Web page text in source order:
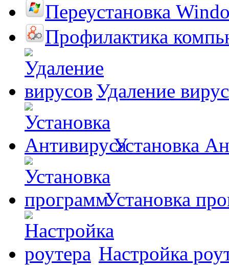
Переустановка
Профилактика
Удаление
Установка
Установка
Настройка